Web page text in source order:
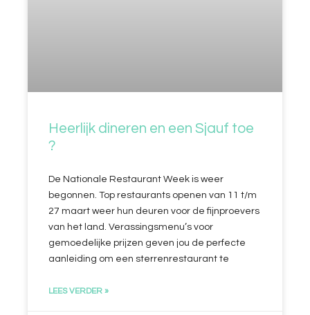
Heerlijk dineren en een Sjauf toe
?️
De Nationale Restaurant Week is weer
begonnen. Top restaurants openen van 11 t/m
27 maart weer hun deuren voor de fijnproevers
van het land. Verassingsmenu’s voor
gemoedelijke prijzen geven jou de perfecte
aanleiding om een sterrenrestaurant te
LEES VERDER »